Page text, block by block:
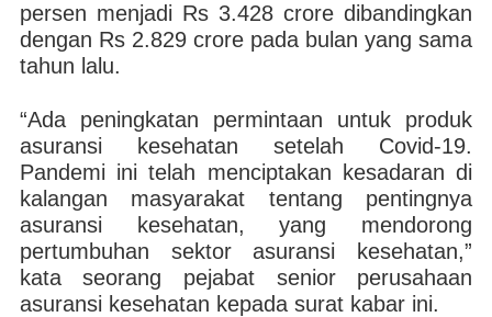
persen menjadi Rs 3.428 crore dibandingkan
dengan Rs 2.829 crore pada bulan yang sama
tahun lalu.
“Ada peningkatan permintaan untuk produk
asuransi kesehatan setelah Covid-19.
Pandemi ini telah menciptakan kesadaran di
kalangan masyarakat tentang pentingnya
asuransi kesehatan, yang mendorong
pertumbuhan sektor asuransi kesehatan,”
kata seorang pejabat senior perusahaan
asuransi kesehatan kepada surat kabar ini.